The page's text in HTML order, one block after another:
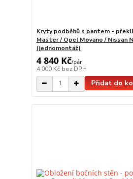
Kryty podběhů s pantem -
Master / Opel Movano / Nissan
(jednomontáž)
4 840 Kč/pár
4 000 Kč bez DPH
Přidat do